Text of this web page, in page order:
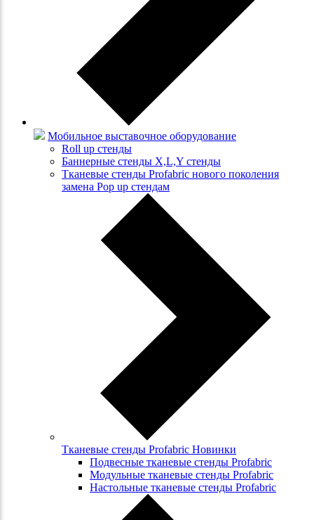
Мобильное выставочное оборудование
Roll up стенды
Баннерные стенды X,L,Y стенды
Тканевые стенды Profabric нового поколения
замена Pop up стендам
Тканевые стенды Profabric Новинки
Подвесные тканевые стенды Profabric
Модульные тканевые стенды Profabric
Настольные тканевые стенды Profabric